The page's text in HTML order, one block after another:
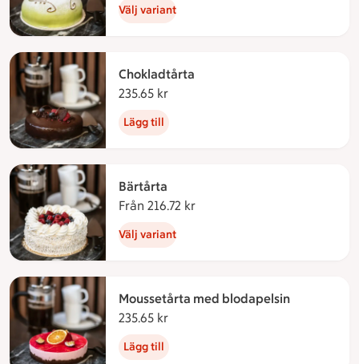
Välj variant
Chokladtårta
235.65 kr
Lägg till
Bärtårta
Från 216.72 kr
Välj variant
Moussetårta med blodapelsin
235.65 kr
Lägg till